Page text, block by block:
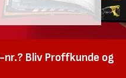
Bliv Proffkunde og